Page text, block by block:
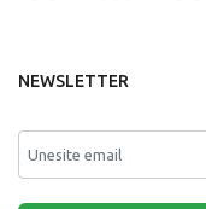
NEWSLETTER